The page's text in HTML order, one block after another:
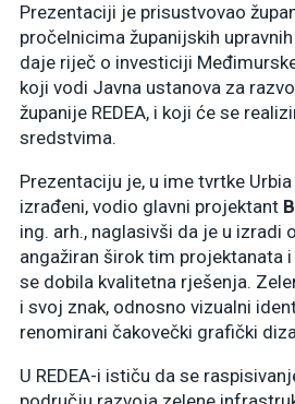
Prezentaciji je prisustvovao
pročelnicima županijskih
daje riječ o investiciji
koji vodi Javna ustanova za
županije REDEA, i koji će se
sredstvima.
Prezentaciju je, u ime tvrtke
izrađeni, vodio glavni projektant
ing. arh., naglasivši da je u izradi
angažiran širok tim projektanata
se dobila kvalitetna rješenja.
i svoj znak, odnosno vizualni
renomirani čakovečki grafički
U REDEA-i ističu da se